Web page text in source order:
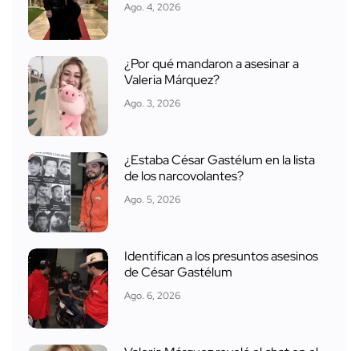
Ago. 4, 2026
¿Por qué mandaron a asesinar a
Valeria Márquez?
Ago. 3, 2026
¿Estaba César Gastélum en la lista
de los narcovolantes?
Ago. 5, 2026
Identifican a los presuntos asesinos
de César Gastélum
Ago. 6, 2026